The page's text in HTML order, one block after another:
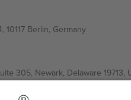
Berlin, Germany
305, Newark, Delaware 19713,